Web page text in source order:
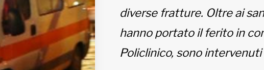
diverse fratture. Oltre ai
hanno portato il ferito in
Policlinico, sono intervenuti